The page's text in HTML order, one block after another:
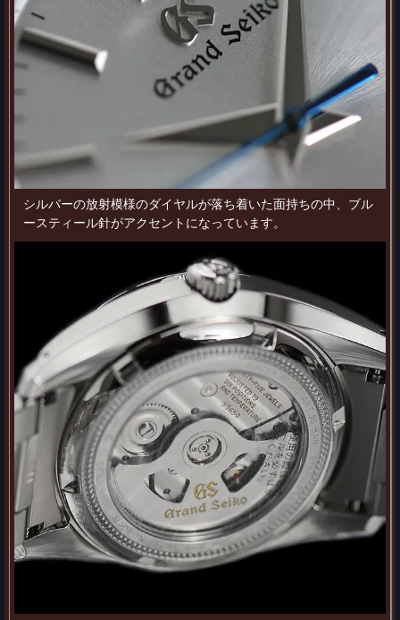
シルバーの放射模様のダイヤルが落ち着いた面持ちの中、ブル
ースティール針がアクセントになっています。